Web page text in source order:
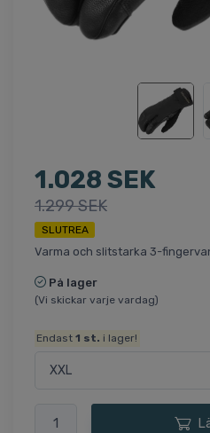
1.028 SEK
1.299 SEK
SLUTREA
Varma och slitstarka 3-
På lager
(Vi skickar varje vardag)
Endast1 st. i lager!